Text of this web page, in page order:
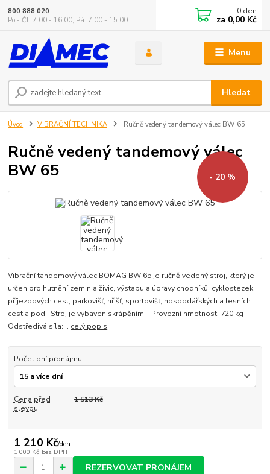
Menu
Hledat
800 888 020
Po - Čt: 7:00 - 16:00, Pá: 7:00 - 15:00
0 den
za 0,00 Kč
Úvod VIBRAČNÍ TECHNIKA Ručně vedený tandemový válec BW 65
Ručně vedený tandemový válec
BW 65
- 20 %
Vibrační tandemový válec BOMAG BW 65 je ručně vedený stroj, který je
určen pro hutnění zemin a živic, výstabu a úpravy chodníků, cyklostezek,
příjezdových cest, parkovišť, hřišť, sportovišť, hospodářských a lesních
cest a pod. Stroj je vybaven skrápěním. Provozní hmotnost: 720 kg
Odstředivá síla:... celý popis
Počet dní pronájmu
Cena před
slevou
1 513 Kč
1 210 Kč/den
1 000 Kč bez DPH
REZERVOVAT PRONÁJEM